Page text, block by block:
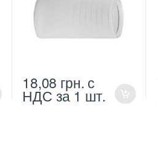
18,08 грн. с
НДС за 1 шт.